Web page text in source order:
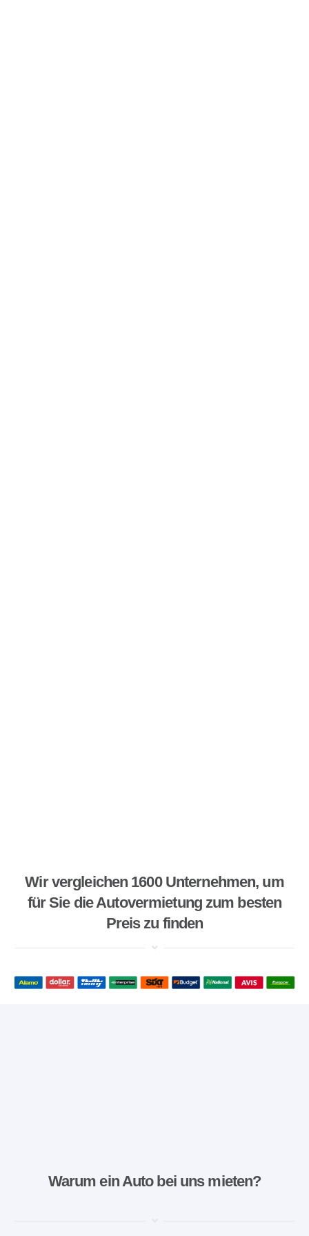
Wir vergleichen 1600 Unternehmen, um
für Sie die Autovermietung zum besten
Preis zu finden
Warum ein Auto bei uns mieten?